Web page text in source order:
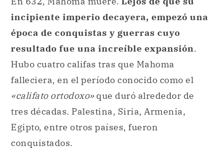
incipiente imperio decayera, empezó una
época de conquistas y guerras cuyo
resultado fue una increíble expansión.
Hubo cuatro califas tras que Mahoma
falleciera, en el período conocido como el
«califato ortodoxo»que duró alrededor de
tres décadas. Palestina, Siria, Armenia,
Egipto, entre otros países, fueron
conquistados.